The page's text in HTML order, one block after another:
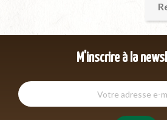
M'inscrire à la